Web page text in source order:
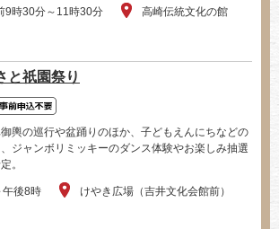
9時30分～11時30分
高崎伝統文化の館
と祇園祭り
輿の巡行や盆踊りのほか、子どもえんにちなどの
ジャンボリミッキーのダンス体験やお楽しみ抽選
。
後8時 けやき広場（吉井文化会館前）